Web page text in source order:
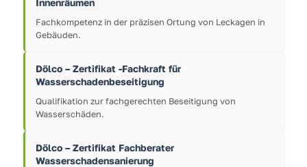
Fachkompetenz in der präzisen Ortung von Leckagen in
Gebäuden.
Dölco – Zertifikat -Fachkraft für
Wasserschadenbeseitigung
Qualifikation zur fachgerechten Beseitigung von
Wasserschäden.
Dölco – Zertifikat Fachberater
Wasserschadensanierung